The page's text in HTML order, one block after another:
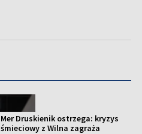
Mer Druskienik ostrzega: kryzys
śmieciowy z Wilna zagraża